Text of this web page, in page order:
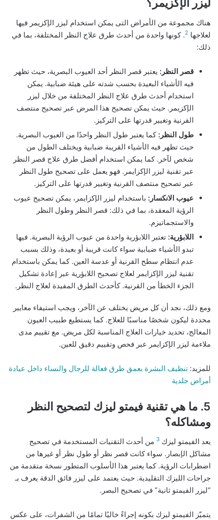
ليزر الإكزيمر؟
هناك مجموعة من الأمراض التى يمكن استخدام ليزر الإكزيمر فيها
لعلاجها 2. كونها واحدة من أحدث طرق علاج النظر المختلفة، بما في
ذلك:
قصر النظر: يعتبر قصر النظر أحد العيوب البصرية، حيث تظهر
فيه الأشياء البعيدة بحسب شدته على هيئة ضبابية. يمكن
استخدام أحدث طرق علاج النظر المختلفة من خلال ليزر
الإكزيمر. حيث يمكن تصحيح هذا المرض عبر تصحيح منتصف
القرنية وتغيير قدرتها على التركيز.
طول النظر: كما يعتبر طول النظر واحدًا من العيوب البصرية.
حيث تظهر فيه الأشياء القريبة ضبابية ويختلف الطول من
شخص لآخر. كما يمكن استخدام أفضل طرق علاج قصر النظر
عبر تقنية ليزر الإكزايمر. فهو يعمل على تصحيح طول النظر
عبر تصحيح منتصف القرنية وتغيير قدرتها على التركيز.
عيوب الانكسار: باستخدام ليزر الإكزايمر، يمكن تصحيح عيوب
الرؤية المعقدة، بما في ذلك: قصر النظر وطول النظر
والاستجماتيزم.
اللابؤرية: تعتبر اللابؤرية واحدة من عيوب الرؤية البصرية. فيها
تبدو الأشياء ضبابية سواء كانت قريبة أو بعيدة، وذلك بسبب
عدم انتظام سطح القرنية أو عدسة العين. كما يمكن باستخدام
تقنية ليزر الإكزايمر لعلاج تصحيح اللابؤرية عبر إعادة تشكيل
الجزء الخطأ من القرنية. كأحدث الطرق المفيدة لعلاج النظر.
ومع ذلك، نجد أن كل مريض يختلف عن الآخر، ويجب استيفاء معايير
محددة ليكون شخصًا مناسبًا للعلاج. كما يستطيع طبيب العيون
المعالج، تحديد خيارات العلاج المناسبة لكل مريض. مع تقييم مدى
ملاءمة ليزر الإكزايمر عبر فحص وتقييم دقيق للعين.
للمزيد: تنظيف البشرة بعمق طرق فعالة للرجال والنساء داخل عيادة
أمراض جلدية
5. ما هي تقنية فيمتو ليزك لتصحيح النظر
ومشاكله؟
يعد الفيمتو ليزك 3 من أحدث التقنيات المستخدمة في تصحيح
مشاكل الإبصار. سواء كانت قصر نظر أو طول نظر أو غيرها من
اضطرابات الرؤية. كما يعتبر هذا الأسلوب المتطور نسخة متقدمة من
جراحات الليزك التقليدية. حيث يعتمد على ليزر فائق الدقة يعرف بـ
“ليزر الفيمتو ثانية” في تصحيح البصر.
يتميّز الفيمتو ليزك بكونه إجراءً خاليًا تمامًا من الشفرات، على عكس